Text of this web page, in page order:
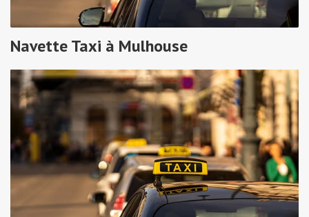
Navette Taxi à Mulhouse